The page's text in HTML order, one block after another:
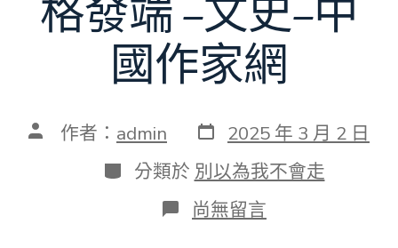
格發端 –文史–中
國作家網
文 作者： admin 發
表
日
期
2025 年 3 月 2 日
分
類
分類於 別以為我不會走
在
〈成
尚無留言